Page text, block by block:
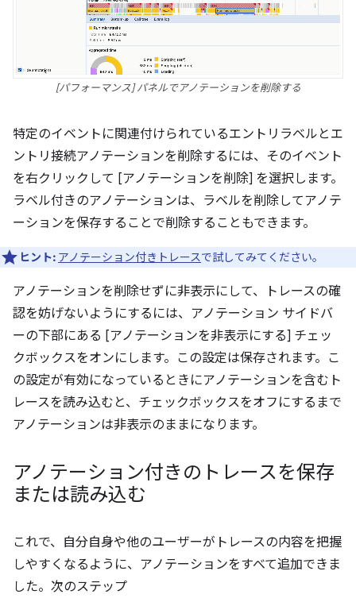
[パフォーマンス] パネルでアノテーションを削除する
特定のイベントに関連付けられているエントリラベルとエ
ントリ接続アノテーションを削除するには、そのイベント
を右クリックして [アノテーションを削除] を選択します。
ラベル付きのアノテーションは、ラベルを削除してアノテ
ーションを保存することで削除することもできます。
ヒント: アノテーション付きトレースで試してみてください。
アノテーションを削除せずに非表示にして、トレースの確
認を妨げないようにするには、アノテーション サイドバ
ーの下部にある [アノテーションを非表示にする] チェッ
クボックスをオンにします。この設定は保存されます。こ
の設定が有効になっているときにアノテーションを含むト
レースを読み込むと、チェックボックスをオフにするまで
アノテーションは非表示のままになります。
アノテーション付きのトレースを保存
または読み込む
これで、自分自身や他のユーザーがトレースの内容を把握
しやすくなるように、アノテーションをすべて追加できま
した。次のステップ